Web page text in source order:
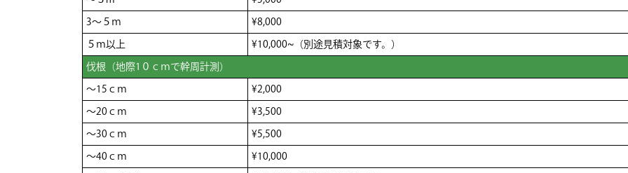
3～５ｍ ¥8,000
５ｍ以上 ¥10,000~（別途見積対象です。）
伐根（地際1０ｃｍで幹周計測）
～15ｃｍ ¥2,000
～20ｃｍ ¥3,500
～30ｃｍ ¥5,500
～40ｃｍ ¥10,000